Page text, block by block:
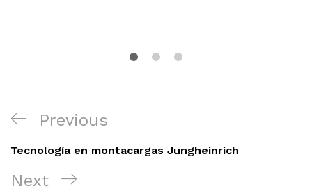
Navegación
entradas
Previous
Post
Previous
Tecnología en montacargas Jungheinrich
Next
Next